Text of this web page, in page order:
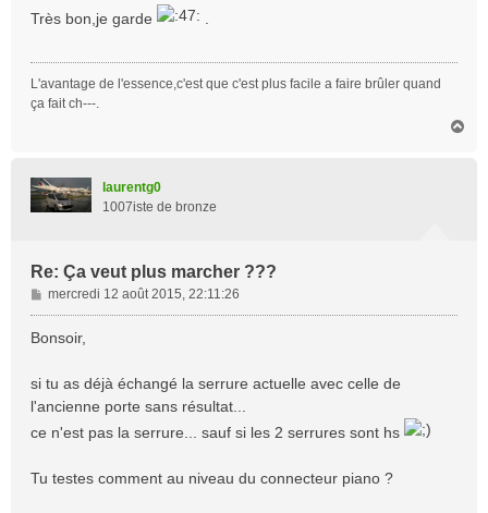
s
g
e
Très bon,je garde
L'avantage de l'essence,c'est que c'est plus facile a faire brûler quand
ça fait ch---.
laurentg0
1007iste de bronze
Re: Ça veut plus marcher ???
M
e
g
e
mercredi 12 août 2015, 22:11:26
Bonsoir,
si tu as déjà échangé la serrure actuelle avec celle de
l'ancienne porte sans résultat...
ce n'est pas la serrure... sauf si les 2 serrures sont hs
Tu testes comment au niveau du connecteur piano ?